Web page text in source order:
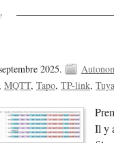
2025.
MQTT Tapo TP-link Tuya
Il y